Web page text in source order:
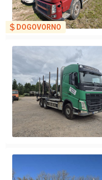
DOGOVORNO